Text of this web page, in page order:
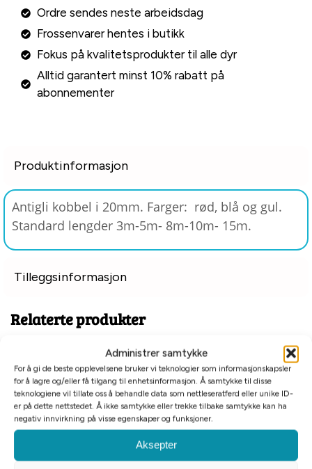
Administrer samtykke
For å gi de beste opplevelsene bruker vi teknologier som informasjonskapsler
for å lagre og/eller få tilgang til enhetsinformasjon. Å samtykke til disse
teknologiene vil tillate oss å behandle data som nettleseratferd eller unike ID-
er på dette nettstedet. Å ikke samtykke eller trekke tilbake samtykke kan ha
negativ innvirkning på visse egenskaper og funksjoner.
Aksepter
Ordre sendes neste arbeidsdag
Frossenvarer hentes i butikk
Fokus på kvalitetsprodukter til alle dyr
Alltid garantert minst 10% rabatt på
abonnementer
Produktinformasjon
Antigli kobbel i 20mm. Farger: rød, blå og gul.
Standard lengder 3m-5m- 8m-10m- 15m.
Tilleggsinformasjon
Relaterte produkter